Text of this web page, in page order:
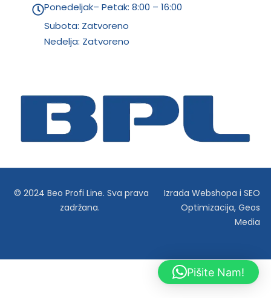
Ponedeljak– Petak: 8:00 – 16:00
Subota: Zatvoreno
Nedelja: Zatvoreno
© 2024 Beo Profi Line. Sva prava
zadržana.
Izrada Webshopa iSEO
Optimizacija,Geos
Media
Pišite Nam!